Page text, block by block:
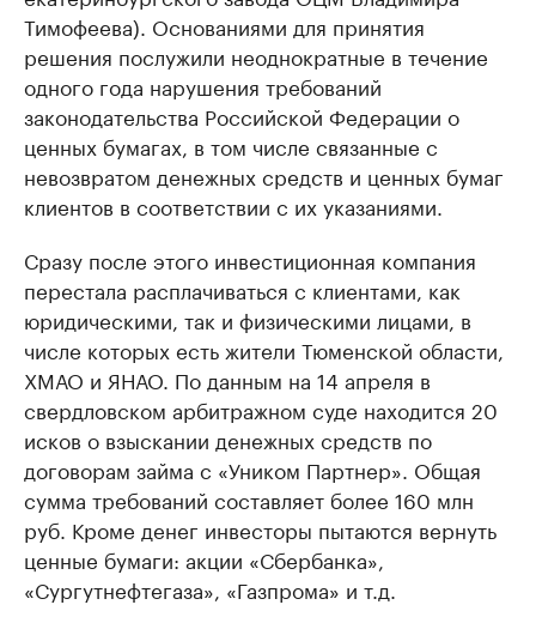
Тимофеева). Основаниями для принятия
решения послужили неоднократные в течение
одного года нарушения требований
законодательства Российской Федерации о
ценных бумагах, в том числе связанные с
невозвратом денежных средств и ценных бумаг
клиентов в соответствии с их указаниями.
Сразу после этого инвестиционная компания
перестала расплачиваться с клиентами, как
юридическими, так и физическими лицами, в
числе которых есть жители Тюменской области,
ХМАО и ЯНАО. По данным на 14 апреля в
свердловском арбитражном суде находится 20
исков о взыскании денежных средств по
договорам займа с «Уником Партнер». Общая
сумма требований составляет более 160 млн
руб. Кроме денег инвесторы пытаются вернуть
ценные бумаги: акции «Сбербанка»,
«Сургутнефтегаза», «Газпрома» и т.д.